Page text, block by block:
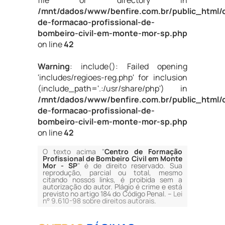
/mnt/dados/www/benfire.com.br/public_html/
de-formacao-profissional-de-
bombeiro-civil-em-monte-mor-sp.php
on line42
Warning: include(): Failed opening
'includes/regioes-reg.php' for inclusion
(include_path='.:/usr/share/php') in
/mnt/dados/www/benfire.com.br/public_html/
de-formacao-profissional-de-
bombeiro-civil-em-monte-mor-sp.php
on line42
O texto acima "Centro de Formação
Profissional de Bombeiro Civil em Monte
Mor - SP" é de direito reservado. Sua
reprodução, parcial ou total, mesmo
citando nossos links, é proibida sem a
autorização do autor. Plágio é crime e está
previsto no artigo 184 do Código Penal. – Lei
n° 9.610-98 sobre direitos autorais.